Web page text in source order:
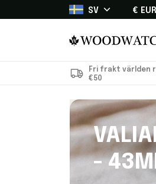
SV € EUR
Fri frakt världen
€50
-